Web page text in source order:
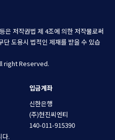
은 저작권법 제 4조에 의한 저작물로써
도용시 법적인 제재를 받을 수 있습
right Reserved.
다.
입금계좌
신한은행
(주)현진씨엔티
140-011-915390